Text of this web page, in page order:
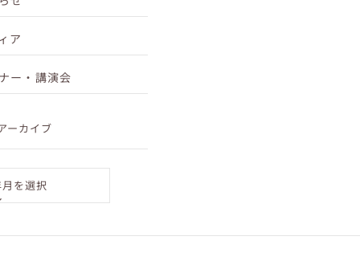
ア
ー・講演会
ーカイブ
を選択